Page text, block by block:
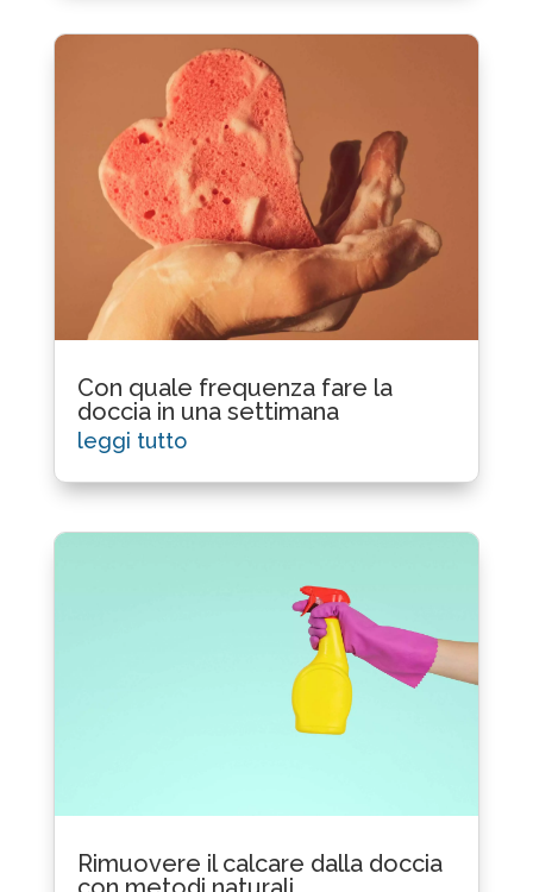
Con quale frequenza fare la
doccia in una settimana
leggi tutto
Rimuovere il calcare dalla doccia